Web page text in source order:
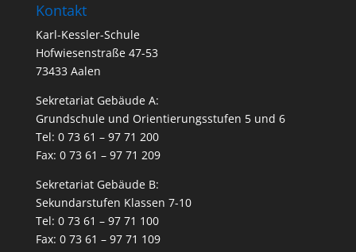
Kontakt
Karl-Kessler-Schule
Hofwiesenstraße 47-53
73433 Aalen
Sekretariat Gebäude A:
Grundschule und Orientierungsstufen 5 und 6
Tel: 0 73 61 – 97 71 200
Fax: 0 73 61 – 97 71 209
Sekretariat Gebäude B:
Sekundarstufen Klassen 7-10
Tel: 0 73 61 – 97 71 100
Fax: 0 73 61 – 97 71 109